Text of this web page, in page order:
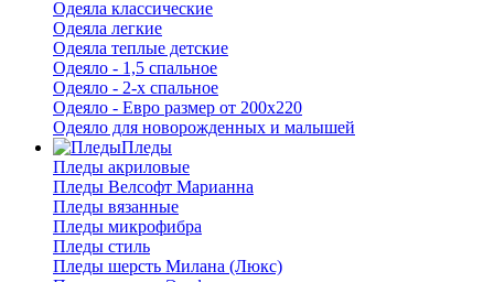
Одеяла классические
Одеяла легкие
Одеяла теплые детские
Одеяло - 1,5 спальное
Одеяло - 2-х спальное
Одеяло - Евро размер от 200х220
Одеяло для новорожденных и малышей
Пледы
Пледы акриловые
Пледы Велсофт Марианна
Пледы вязанные
Пледы микрофибра
Пледы стиль
Пледы шерсть Милана (Люкс)